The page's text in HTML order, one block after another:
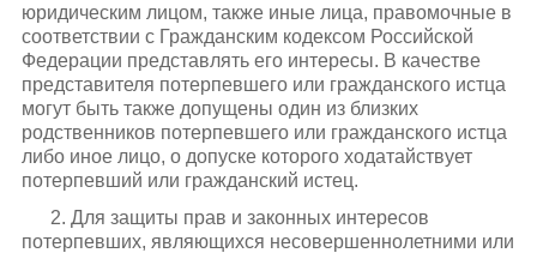
юридическим лицом, также иные лица, правомочные в
соответствии с Гражданским кодексом Российской
Федерации представлять его интересы. В качестве
представителя потерпевшего или гражданского истца
могут быть также допущены один из близких
родственников потерпевшего или гражданского истца
либо иное лицо, о допуске которого ходатайствует
потерпевший или гражданский истец.
2. Для защиты прав и законных интересов
потерпевших, являющихся несовершеннолетними или